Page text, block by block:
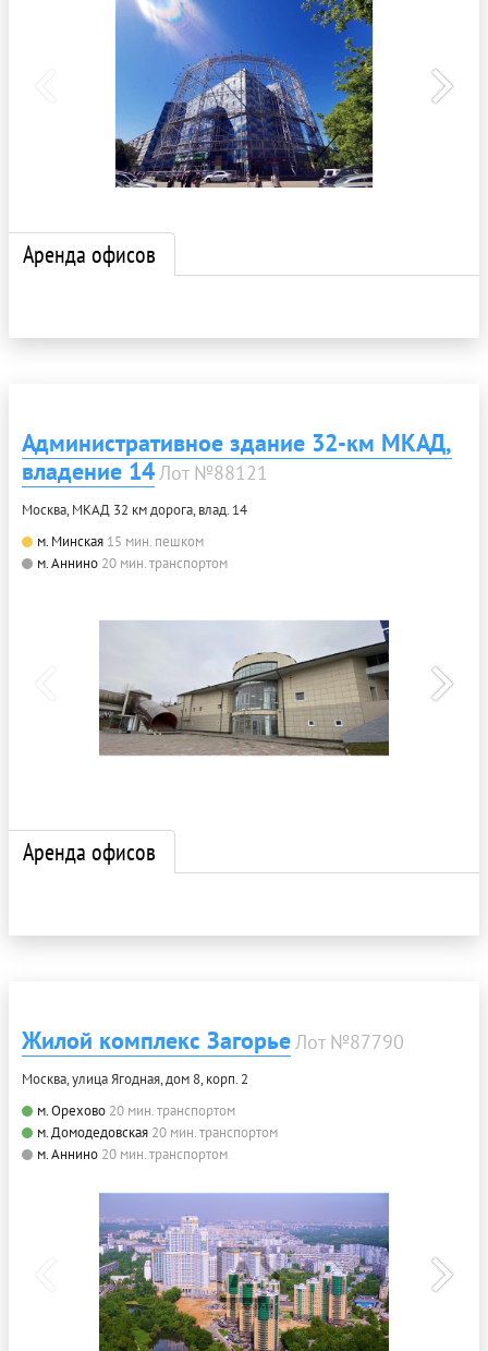
Аренда офисов
Административное здание 32-км МКАД,
владение 14Лот №88121
Москва, МКАД 32 км дорога, влад. 14
м. Минская 15 мин. пешком
м. Аннино 20 мин. транспортом
Аренда офисов
Жилой комплекс ЗагорьеЛот №87790
Москва, улица Ягодная, дом 8, корп. 2
м. Орехово 20 мин. транспортом
м. Домодедовская 20 мин. транспортом
м. Аннино 20 мин. транспортом